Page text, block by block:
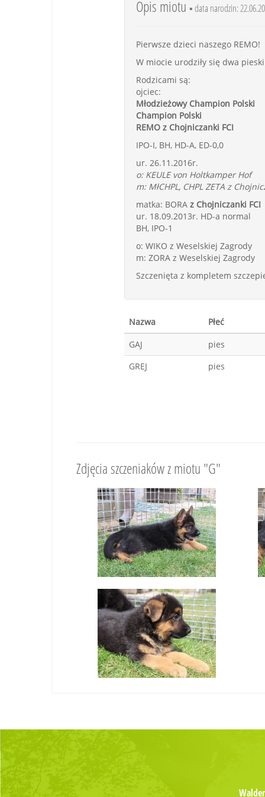
Opis miotu ▪ data narodzin:
Pierwsze dzieci naszego REMO!
W miocie urodziły się dwa
Rodzicami są:
ojciec:
Młodzieżowy Champion Polski
Champion Polski
REMO z Chojniczanki FCI
IPO-I, BH, HD-A, ED-0,0
ur. 26.11.2016r.
o: KEULE von Holtkamper Hof
m: MłCHPL, CHPL ZETA z
matka: BORAz Chojniczanki FCI
ur. 18.09.2013r. HD-a normal
BH, IPO-1
o: WIKO z Weselskiej Zagrody
m: ZORA z Weselskiej Zagrody
Szczenięta z kompletem
Nazwa Płeć
GAJ
pies
GREJ
pies
Zdjęcia szczeniaków z miotu "G"